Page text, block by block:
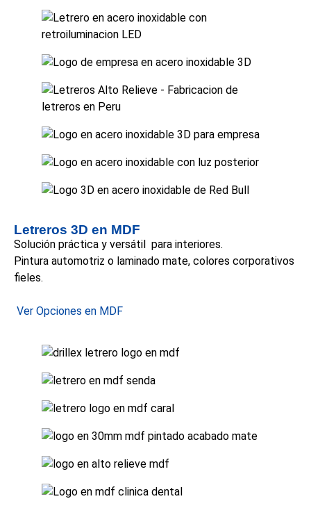
Letreros 3D en MDF
Solución práctica y versátil para interiores.
Pintura automotriz o laminado mate, colores corporativos
fieles.
Ver Opciones en MDF